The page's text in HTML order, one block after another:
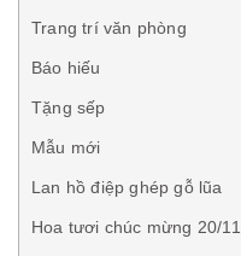
Trang trí văn phòng
Báo hiếu
Tặng sếp
Mẫu mới
Lan hồ điệp ghép gỗ lũa
Hoa tươi chúc mừng 20/11